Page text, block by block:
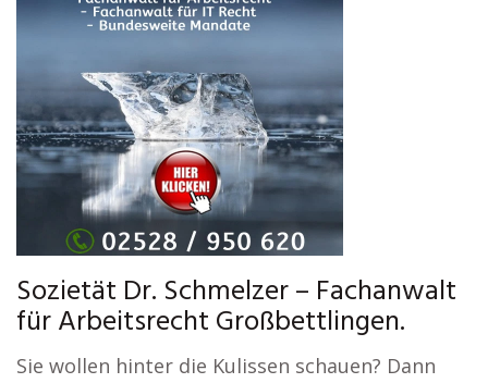
Sozietät Dr. Schmelzer – Fachanwalt
für Arbeitsrecht Großbettlingen.
Sie wollen hinter die Kulissen schauen? Dann